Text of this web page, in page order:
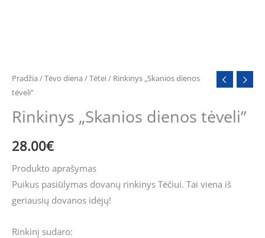
Pradžia /Tėvo diena /Tėtei/ Rinkinys „Skanios dienos
tėveli”
Rinkinys „Skanios dienos tėveli”
28.00€
Produkto aprašymas
Puikus pasiūlymas dovanų rinkinys Tėčiui. Tai viena iš
geriausių dovanos idėjų!
Rinkinį sudaro: